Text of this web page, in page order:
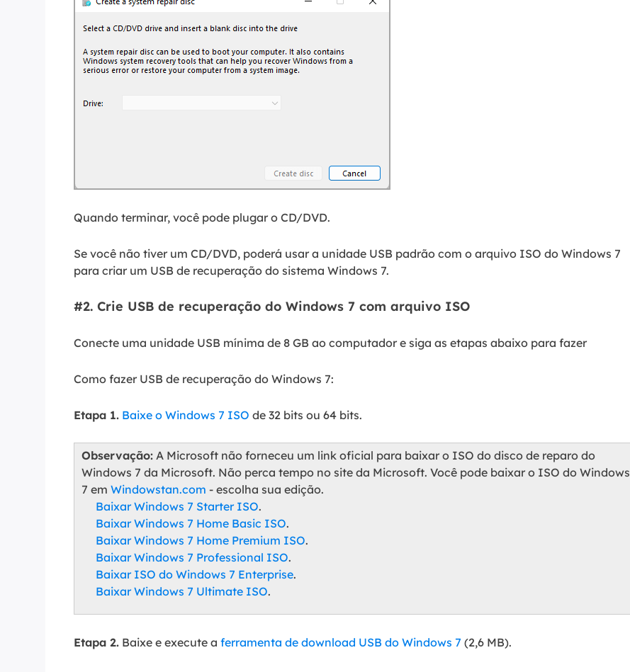
Quando terminar, você pode plugar o CD/DVD.
Se você não tiver um CD/DVD, poderá usar a unidade USB padrão com o arquivo ISO do Windows 7
para criar um USB de recuperação do sistema Windows 7.
#2. Crie USB de recuperação do Windows 7 com arquivo ISO
Conecte uma unidade USB mínima de 8 GB ao computador e siga as etapas abaixo para fazer
Como fazer USB de recuperação do Windows 7:
Etapa 1. Baixe o Windows 7 ISO de 32 bits ou 64 bits.
Observação: A Microsoft não forneceu um link oficial para baixar o ISO do disco de reparo do
Windows 7 da Microsoft. Não perca tempo no site da Microsoft. Você pode baixar o ISO do Windows
7 em Windowstan.com - escolha sua edição.
Baixar Windows 7 Starter ISO.
Baixar Windows 7 Home Basic ISO.
Baixar Windows 7 Home Premium ISO.
Baixar Windows 7 Professional ISO.
Baixar ISO do Windows 7 Enterprise.
Baixar Windows 7 Ultimate ISO.
Etapa 2. Baixe e execute a ferramenta de download USB do Windows 7 (2,6 MB).